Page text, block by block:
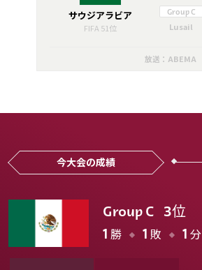
サウジアラビア
FIFA 51位
Group C
Lusail
放送：ABEMA
今大会の成績
Group C 3位
1 勝 1 敗 1 分